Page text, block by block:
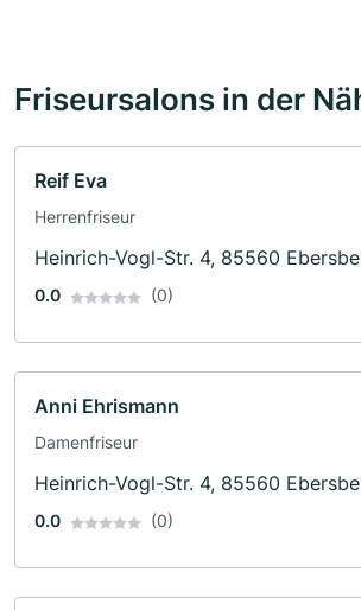
Friseursalons in der
Reif Eva
Herrenfriseur
Heinrich-Vogl-Str. 4, 85560
0.0 (0)
Anni Ehrismann
Damenfriseur
Heinrich-Vogl-Str. 4, 85560
0.0 (0)